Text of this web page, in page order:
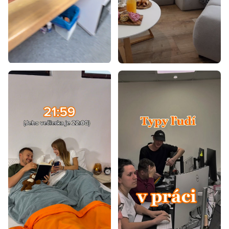
Čalúnené manželské postele s úložným priestorom
Manželské postele s úložným priestorom a matracom
Drevené manželské postele s úložným priestorom
Americké manželské postele 180x200
Boxspring manželské postele 180x200
Manželské postele 180x200 čalúnené
Postele s úložným priestorom a prístelkou
Biele postele s úložným priestorom
Študentské postele s úložným priestorom
Moderné postele s úložným priestorom
Rohové postele s úložným priestorom